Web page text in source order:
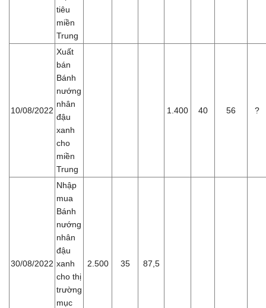
tiêu
miền
Trung
10/08/2022
Xuất
bán
Bánh
nướng
nhân
đậu
xanh
cho
miền
Trung
1.400 40 56 ?
30/08/2022
Nhập
mua
Bánh
nướng
nhân
đậu
xanh
cho thị
trường
mục
2.500 35 87,5